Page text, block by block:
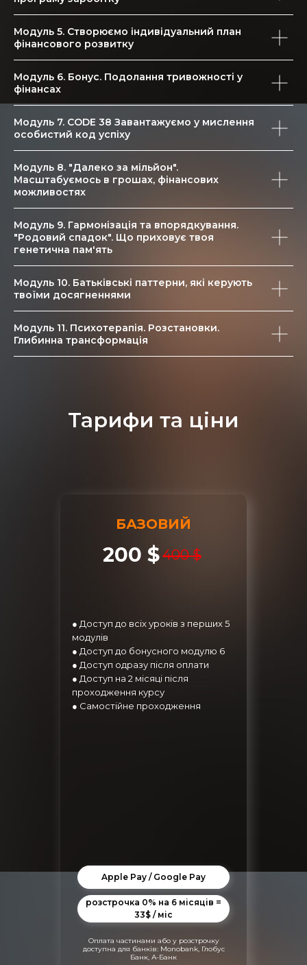
Модуль 5. Створюємо індивідуальний план
фінансового розвитку
Модуль 6. Бонус. Подолання тривожності у
фінансах
Модуль 7. CODE 38 Завантажуємо у мислення
особистий код успіху
Модуль 8. "Далеко за мільйон".
Масштабуємось в грошах, фінансових
можливостях
Модуль 9. Гармонізація та впорядкування.
"Родовий спадок". Що приховує твоя
генетична пам'ять
Модуль 10. Батьківські паттерни, які керують
твоїми досягненнями
Модуль 11. Психотерапія. Розстановки.
Глибинна трансформація
Тарифи та ціни
● Доступ до всіх уроків з перших 5
модулів
● Доступ до бонусного модулю 6
● Доступ одразу після оплати
● Доступ на 2 місяці після
проходження курсу
● Самостійне проходження
БАЗОВИЙ
200 $400 $
Apple Pay / Google Pay
розстрочка 0% на 6 місяців =
33$ / міс
Оплата частинами або у розстрочку
доступна для банків: Monobank, Глобус
Банк, А-Банк